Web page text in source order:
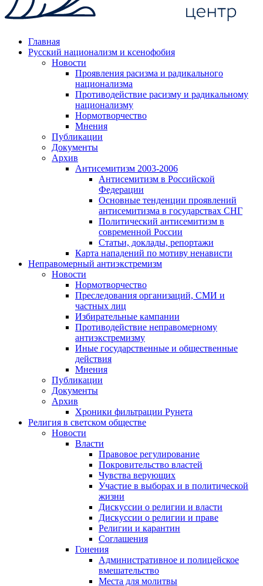
Главная
Русский национализм и ксенофобия
Новости
Проявления расизма и радикального
национализма
Противодействие расизму и радикальному
национализму
Нормотворчество
Мнения
Публикации
Документы
Архив
Антисемитизм 2003-2006
Антисемитизм в Российской
Федерации
Основные тенденции проявлений
антисемитизма в государствах СНГ
Политический антисемитизм в
современной России
Статьи, доклады, репортажи
Карта нападений по мотиву ненависти
Неправомерный антиэкстремизм
Новости
Нормотворчество
Преследования организаций, СМИ и
частных лиц
Избирательные кампании
Противодействие неправомерному
антиэкстремизму
Иные государственные и общественные
действия
Мнения
Публикации
Документы
Архив
Хроники фильтрации Рунета
Религия в светском обществе
Новости
Власти
Правовое регулирование
Покровительство властей
Чувства верующих
Участие в выборах и в политической
жизни
Дискуссии о религии и власти
Дискуссии о религии и праве
Религии и карантин
Соглашения
Гонения
Административное и полицейское
вмешательство
Места для молитвы